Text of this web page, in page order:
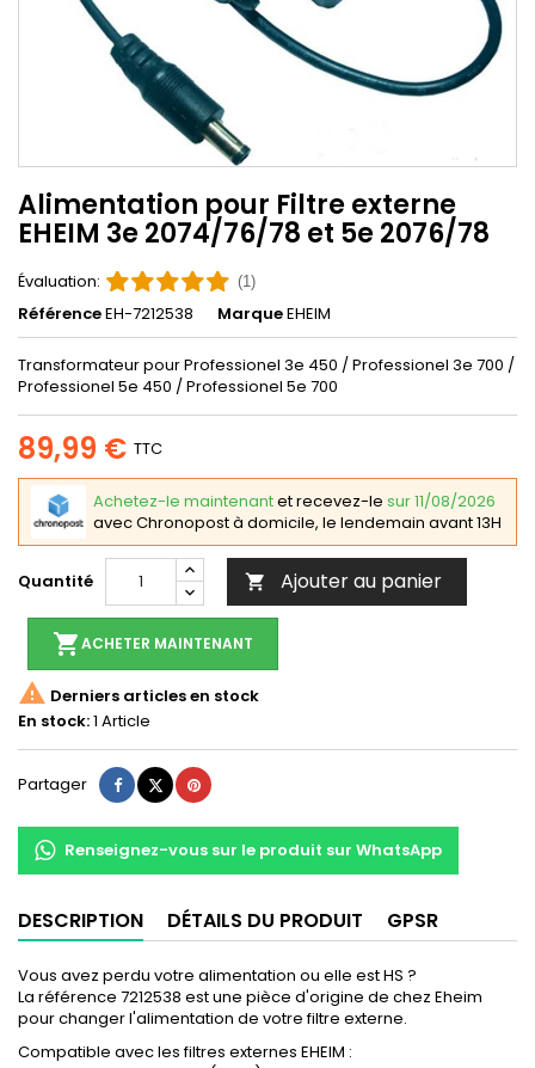
Alimentation pour Filtre externe
EHEIM 3e 2074/76/78 et 5e 2076/78
Évaluation: (1)
RéférenceEH-7212538 MarqueEHEIM
Transformateur pour Professionel 3e 450 / Professionel 3e 700 /
Professionel 5e 450 / Professionel 5e 700
89,99 € TTC
Achetez-le maintenantet recevez-le sur 11/08/2026
avec Chronopost à domicile, le lendemain avant 13H
Quantité  Ajouter au panier
shopping_cartACHETER MAINTENANT
 Derniers articles en stock
En stock:1 Article
Partager Partager
TweetPinterest
Renseignez-vous sur le produit sur WhatsApp
DESCRIPTION DÉTAILS DU PRODUIT GPSR
Vous avez perdu votre alimentation ou elle est HS ?
La référence 7212538 est une pièce d'origine de chez Eheim
pour changer l'alimentation de votre filtre externe.
Compatible avec les filtres externes EHEIM :